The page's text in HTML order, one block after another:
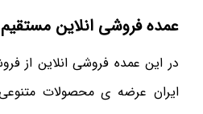
عمده فروشی انلاین
در این عمده فروشی انلاین از
ایران عرضه ی محصولات